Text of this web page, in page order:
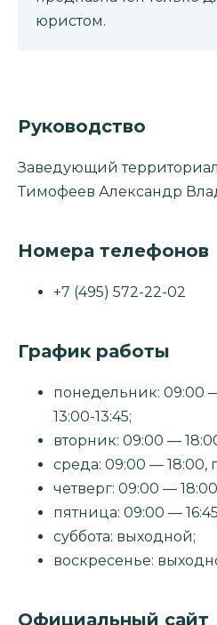
юристом.
Руководство
Заведующий
Тимофеев Александр
Номера телефонов
+7 (495) 572-22-02
График работы
понедельник: 09:00
13:00-13:45;
вторник: 09:00 —
среда: 09:00 — 18:00,
четверг: 09:00 —
пятница: 09:00 —
суббота: выходной;
воскресенье:
Официальный сайт